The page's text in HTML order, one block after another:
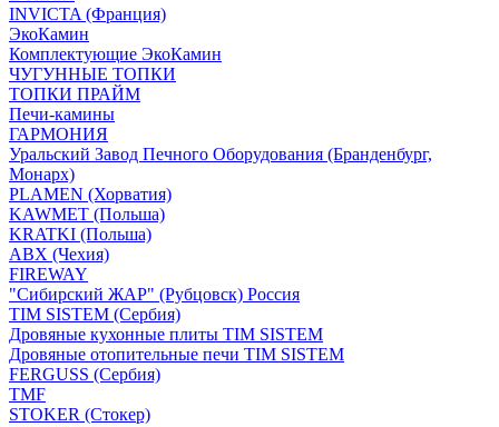
INVICTA (Франция)
ЭкоКамин
Комплектующие ЭкоКамин
ЧУГУННЫЕ ТОПКИ
ТОПКИ ПРАЙМ
Печи-камины
ГАРМОНИЯ
Уральский Завод Печного Оборудования (Бранденбург,
Монарх)
PLAMEN (Хорватия)
KAWMET (Польша)
KRATKI (Польша)
ABX (Чехия)
FIREWAY
"Сибирский ЖАР" (Рубцовск) Россия
TIM SISTEM (Сербия)
Дровяные кухонные плиты TIM SISTEM
Дровяные отопительные печи TIM SISTEM
FERGUSS (Сербия)
TMF
STOKER (Стокер)